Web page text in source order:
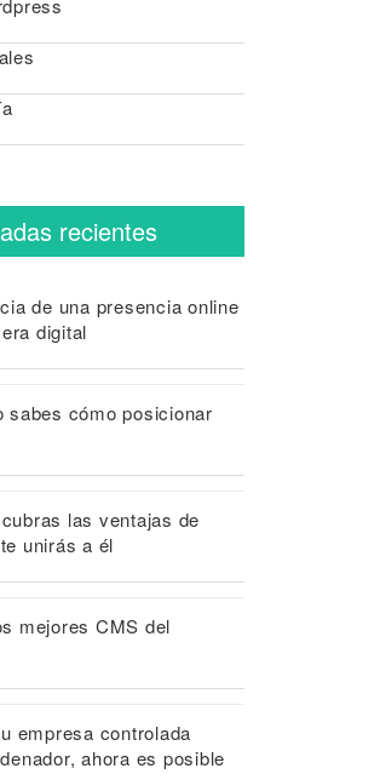
recientes
de una presencia online
digital
sabes cómo posicionar
las ventajas de
unirás a él
mejores CMS del
empresa controlada
ahora es posible